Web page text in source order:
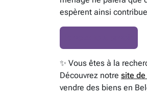
espèrent ainsi
✨ Vous êtes à la
Découvrez notre site
vendre des biens en